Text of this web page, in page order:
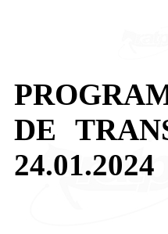
DE
24.01.2024